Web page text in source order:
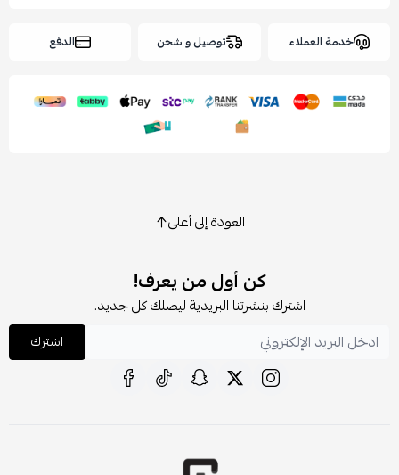
خدمة العملاء توصيل و شحن الدفع
العودة إلى أعلى
كن أول من يعرف!
اشترك بنشرتنا البريدية ليصلك كل جديد.
اشترك